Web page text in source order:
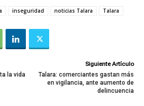
inseguridad noticias Talara Talara
la vida
Siguiente Artículo
Talara: comerciantes gastan más
en vigilancia, ante aumento de
delincuencia